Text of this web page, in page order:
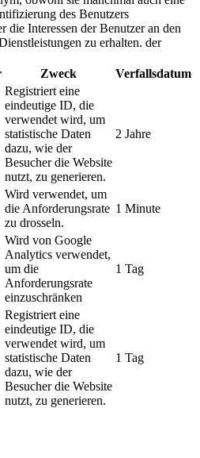
des Benutzers
die Interessen der Benutzer an den
zu erhalten. der
Zweck Verfallsdatum
Registriert eine
eindeutige ID, die
verwendet wird, um
statistische Daten
dazu, wie der
Besucher die Website
nutzt, zu generieren.
2 Jahre
Wird verwendet, um
die Anforderungsrate
zu drosseln.
1 Minute
Wird von Google
Analytics verwendet,
um die
Anforderungsrate
einzuschränken
1 Tag
Registriert eine
eindeutige ID, die
verwendet wird, um
statistische Daten
dazu, wie der
Besucher die Website
nutzt, zu generieren.
1 Tag